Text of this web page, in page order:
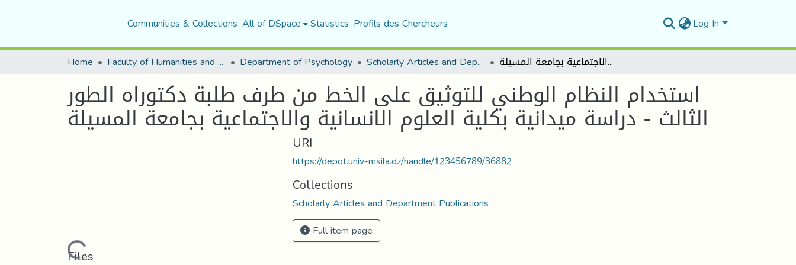
Communities & Collections All of DSpace Statistics Profils des Chercheurs Log In
Home Faculty of Humanities and Social Sciences Department of Psychology Scholarly Articles and Department Publications استخدام النظام الوطني للتوثيق على الخط من طرف طلبة دكتوراه الطور الثالث - دراسة ميدانية بكلية العلوم الانسانية والاجتماعية بجامعة المسيلة
استخدام النظام الوطني للتوثيق على الخط من طرف طلبة دكتوراه الطور
الثالث - دراسة ميدانية بكلية العلوم الانسانية والاجتماعية بجامعة المسيلة
Files
URI
https://depot.univ-msila.dz/handle/123456789/36882
Collections
Scholarly Articles and Department Publications
Full item page